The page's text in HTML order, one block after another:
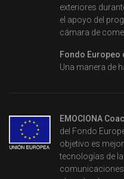
exteriores
el apoyo del
cámara de
Fondo Europeo
Una manera de
EMOCIONA
del Fondo
objetivo es
tecnologías de